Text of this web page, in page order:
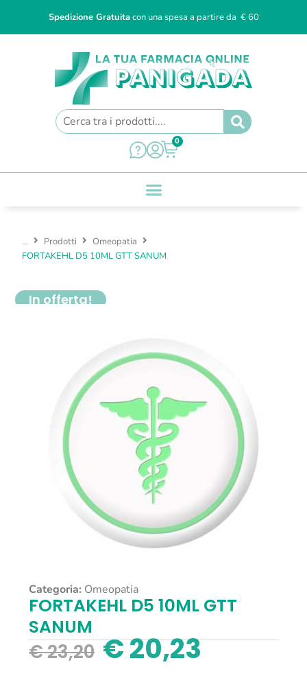
Spedizione Gratuitacon una spesa a partire da € 60
0
... Prodotti
Omeopatia
FORTAKEHL D5 10ML GTT SANUM
In offerta!
Categoria: Omeopatia
FORTAKEHL D5 10ML GTT
SANUM
€23,20 €20,23